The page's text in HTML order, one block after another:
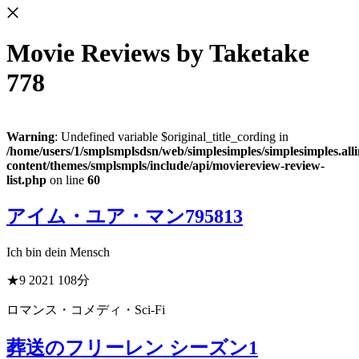
Movie Reviews by Taketake
778
Warning: Undefined variable $original_title_cording in
/home/users/1/smplsmplsdsn/web/simplesimples/
content/themes/smplsmpls/include/api/moviereview-review-
list.php on line 60
アイム・ユア・マン795813
Ich bin dein Mensch
★9 2021 108分
ロマンス・コメディ・Sci-Fi
葬送のフリーレン シーズン1